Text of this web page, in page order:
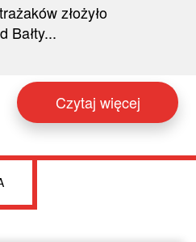
złożyło
Bałty...
Czytaj więcej